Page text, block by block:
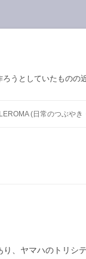
うとしていたものの近
(日常のつぶやき
、ヤマハのトリシ